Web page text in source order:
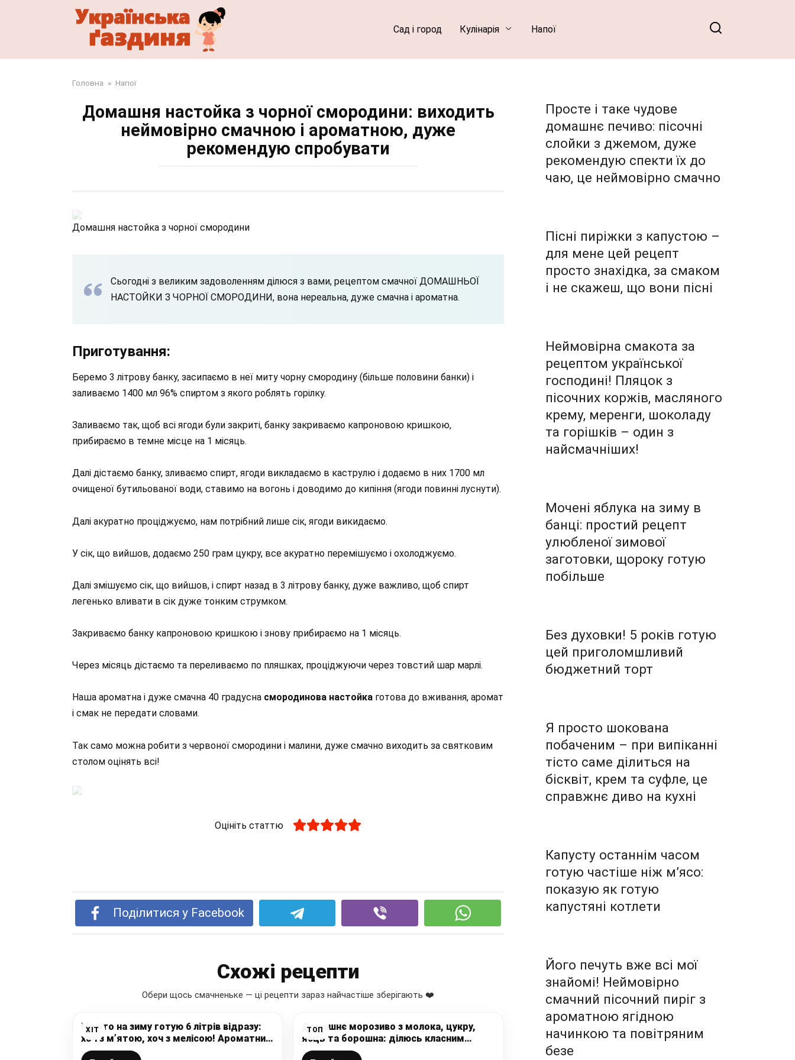
Сад і город Кулінарія Напої
Головна » Напої
Домашня настойка з чорної смородини: виходить
неймовірно смачною і ароматною, дуже
рекомендую спробувати
Домашня настойка з чорної смородини
Сьогодні з великим задоволенням ділюся з вами, рецептом смачної ДОМАШНЬОЇ
НАСТОЙКИ З ЧОРНОЇ СМОРОДИНИ, вона нереальна, дуже смачна і ароматна.
Приготування:
Беремо 3 літрову банку, засипаємо в неї миту чорну смородину (більше половини банки) і
заливаємо 1400 мл 96% спиртом з якого роблять горілку.
Заливаємо так, щоб всі ягоди були закриті, банку закриваємо капроновою кришкою,
прибираємо в темне місце на 1 місяць.
Далі дістаємо банку, зливаємо спирт, ягоди викладаємо в каструлю і додаємо в них 1700 мл
очищеної бутильованої води, ставимо на вогонь і доводимо до кипіння (ягоди повинні луснути).
Далі акуратно проціджуємо, нам потрібний лише сік, ягоди викидаємо.
У сік, що вийшов, додаємо 250 грам цукру, все акуратно перемішуємо і охолоджуємо.
Далі змішуємо сік, що вийшов, і спирт назад в 3 літрову банку, дуже важливо, щоб спирт
легенько вливати в сік дуже тонким струмком.
Закриваємо банку капроновою кришкою і знову прибираємо на 1 місяць.
Через місяць дістаємо та переливаємо по пляшках, проціджуючи через товстий шар марлі.
Наша ароматна і дуже смачна 40 градусна смородинова настойка готова до вживання, аромат
і смак не передати словами.
Так само можна робити з червоної смородини і малини, дуже смачно виходить за святковим
столом оцінять всі!
Оцініть статтю
Поділитися у Facebook
Схожі рецепти
Обери щось смачненьке — ці рецепти зараз найчастіше зберігають ❤️
ХІТ
Мохіто на зиму готую 6 літрів відразу:
хоч з м’ятою, хоч з мелісою! Ароматний
і свіжий напій
ТОП
Домашнє морозиво з молока, цукру,
яєць та борошна: ділюсь класним
перевіреним рецептом
Просте і таке чудове
домашнє печиво: пісочні
слойки з джемом, дуже
рекомендую спекти їх до
чаю, це неймовірно смачно
Пісні пиріжки з капустою –
для мене цей рецепт
просто знахідка, за смаком
і не скажеш, що вони пісні
Неймовірна смакота за
рецептом української
господині! Пляцок з
пісочних коржів, масляного
крему, меренги, шоколаду
та горішків – один з
найсмачніших!
Мочені яблука на зиму в
банці: простий рецепт
улюбленої зимової
заготовки, щороку готую
побільше
Без духовки! 5 років готую
цей приголомшливий
бюджетний торт
Я просто шокована
побаченим – при випіканні
тісто саме ділиться на
бісквіт, крем та суфле, це
справжнє диво на кухні
Капусту останнім часом
готую частіше ніж м’ясо:
показую як готую
капустяні котлети
Його печуть вже всі мої
знайомі! Неймовірно
смачний пісочний пиріг з
ароматною ягідною
начинкою та повітряним
безе